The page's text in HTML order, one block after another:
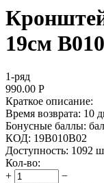
19см
1-ряд
990.00 Р
Краткое описание:
Время возврата: 10
Бонусные баллы:
КОД: 19В010В02
Доступность: 1092
Кол-во:
+
−